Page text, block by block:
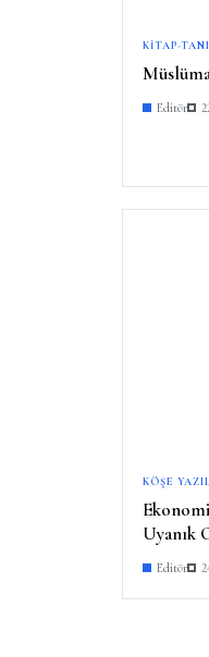
KITAP-
Editör
KÖŞE
Uyanık
Editör